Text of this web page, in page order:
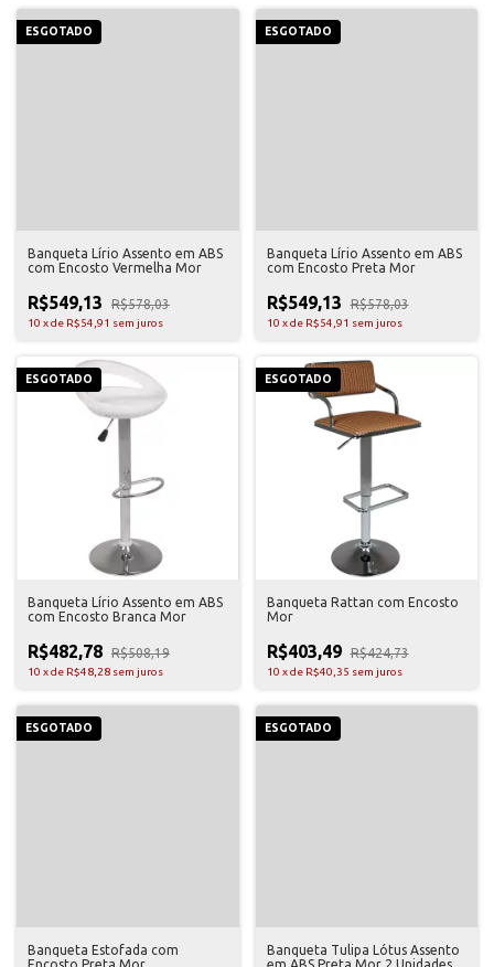
ESGOTADO
Banqueta Lírio Assento em ABS
com Encosto Vermelha Mor
R$549,13 R$578,03
10 xde R$54,91 sem juros
ESGOTADO
Banqueta Lírio Assento em ABS
com Encosto Preta Mor
R$549,13 R$578,03
10 xde R$54,91 sem juros
ESGOTADO
Banqueta Lírio Assento em ABS
com Encosto Branca Mor
R$482,78 R$508,19
10 xde R$48,28 sem juros
ESGOTADO
Banqueta Rattan com Encosto
Mor
R$403,49 R$424,73
10 xde R$40,35 sem juros
ESGOTADO
Banqueta Estofada com
ESGOTADO
Banqueta Tulipa Lótus Assento